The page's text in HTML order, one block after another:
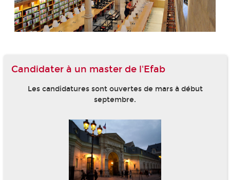
Candidater à un master de l'Efab
Les candidatures sont ouvertes de mars à début
septembre.